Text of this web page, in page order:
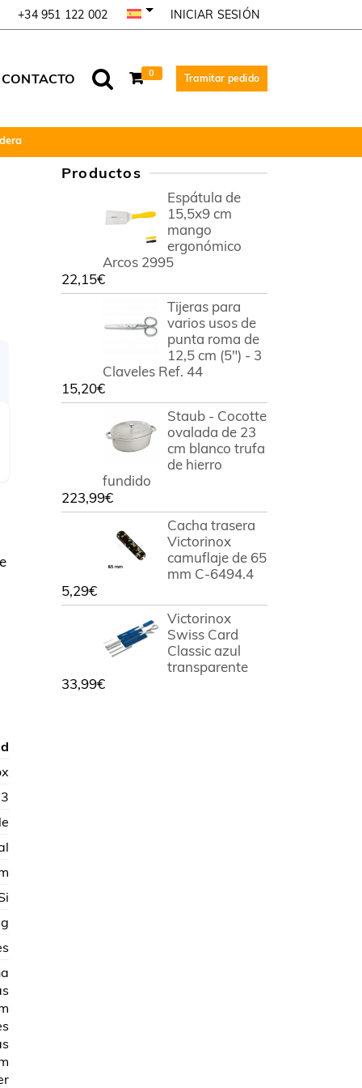
+34 951 122 002 INICIAR SESIÓN
CONTACTO 0 Tramitar pedido
Productos
Espátula de
15,5x9 cm
mango
ergonómico
Arcos 2995
22,15€
Tijeras para
varios usos de
punta roma de
12,5 cm (5") - 3
Claveles Ref. 44
15,20€
Staub - Cocotte
ovalada de 23
cm blanco trufa
de hierro
fundido
223,99€
Cacha trasera
Victorinox
camuflaje de 65
mm C-6494.4
5,29€
Victorinox
Swiss Card
Classic azul
transparente
33,99€